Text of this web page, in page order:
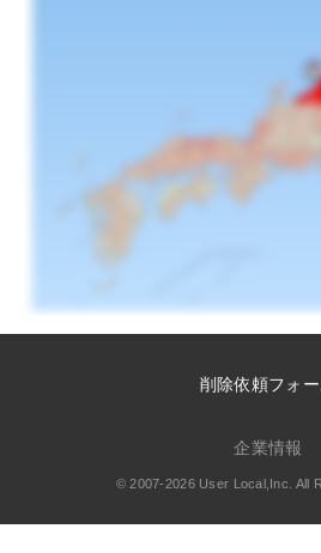
削除依頼フォー
企業情報
© 2007-2026 User Local,Inc. All